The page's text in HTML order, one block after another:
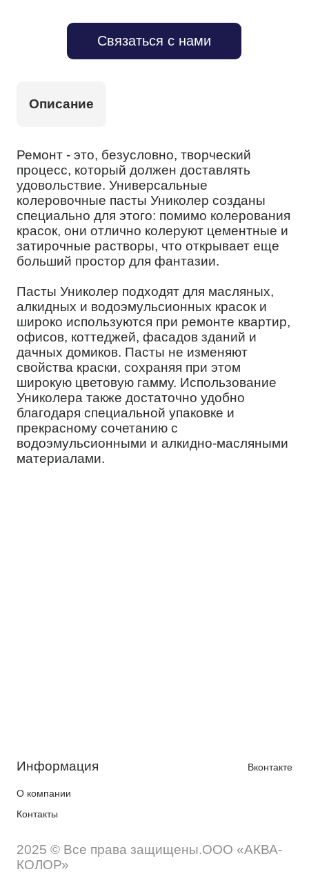
Связаться с нами
Описание
Ремонт - это, безусловно, творческий
процесс, который должен доставлять
удовольствие. Универсальные
колеровочные пасты Униколер созданы
специально для этого: помимо колерования
красок, они отлично колеруют цементные и
затирочные растворы, что открывает еще
больший простор для фантазии.
Пасты Униколер подходят для масляных,
алкидных и водоэмульсионных красок и
широко используются при ремонте квартир,
офисов, коттеджей, фасадов зданий и
дачных домиков. Пасты не изменяют
свойства краски, сохраняя при этом
широкую цветовую гамму. Использование
Униколера также достаточно удобно
благодаря специальной упаковке и
прекрасному сочетанию с
водоэмульсионными и алкидно-масляными
материалами.
Информация
О компании
Контакты
Вконтакте
2025 © Все права защищены.ООО «АКВА-
КОЛОР»